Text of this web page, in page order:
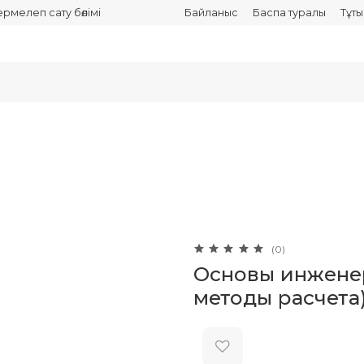
Байланыс Баспа туралы
сату бөлімі
(0)
Основы
методы